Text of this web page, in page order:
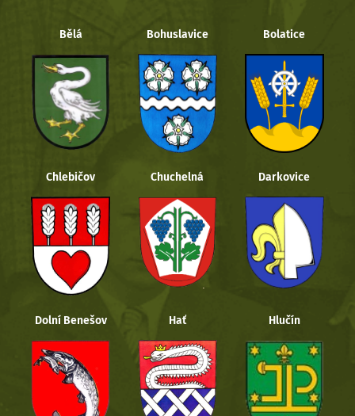
Bělá Bohuslavice Bolatice
Chlebičov Chuchelná Darkovice
Dolní Benešov Hať Hlučín